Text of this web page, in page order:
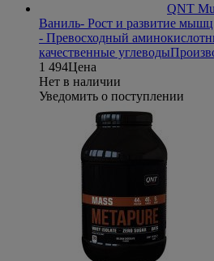
QNT
Ваниль- Рост и развитие мышц
- Превосходный
качественные углеводы
1 494Цена
Нет в наличии
Уведомить о поступлении